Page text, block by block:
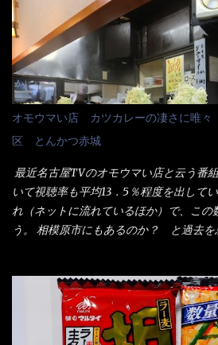
からね、得がどれくらいの満腹度になる
桶は、銭湯で使う洗い桶サイズだなぁ～
と湯が注がれていたら食べ進むうちに
う。 これなら茹で上がった直後のまま
いか！ 別皿で、葱と天かすを満タンに
れに湯が無い利点として、汁が薄まら
れ！！ 湯があると、うどんと共に汁の
う。つまりラーメンの麺にスープが絡む
ずに汁も薄らむこともなく・・最後の方
しました。 腹イッパイだけど、得サイ
たし満足達成度100％ 苦しいと云う事
は入りそうだね。 と云う事で、今回＜
試したら、確...
拶＞としての贈り物の習慣です。 今では
るかと・・・小生もお中元やお歳暮など
パリ） まぁ～この慣習が残っているの
士（昇進目的）などの世界でしょう。
感じかな。 丸亀製麺と云えば、大阪誕
は？）へ広がった、讃岐饂飩チェーン店
無いでしょう。 各店舗で、毎日饂飩を
方には店舗に寄って違う！と云う人も居
讃岐饂飩チェーン店と関係があるのか
ケージからすれば、間違いなく贈答用
用箱詰め饂飩・・・またもやメガドンキ
この様な状態です。 乾麺の束が6束／一
1280円と云った感じです。 で私は幾ら
たかって？ それは非常に言いづらい・
て、激安だったとだけ申し上げましょう
ハイ、約15分ほど茹で上げた状態です。
オモウマい店 カツカレーの凄さに唯
区 とんかつ赤城
最近名古屋TVのオモウマい店と云う番
いて視聴率も平均13．5％程度を出して
れ（ネットに流れているほか）で、この
う。 相模原市にもあるのか？ と過去
当している。 まずはこれを見て欲しい
お皿＞である。 直ぐに気づいたでしょ
ゃないか！？ ハイ、山です。 これが標